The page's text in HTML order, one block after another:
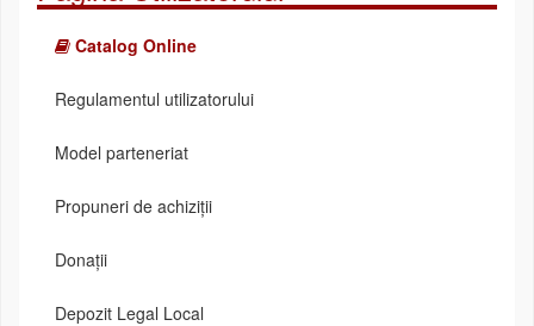
Catalog Online
Regulamentul utilizatorului
Model parteneriat
Propuneri de achiziții
Donații
Depozit Legal Local